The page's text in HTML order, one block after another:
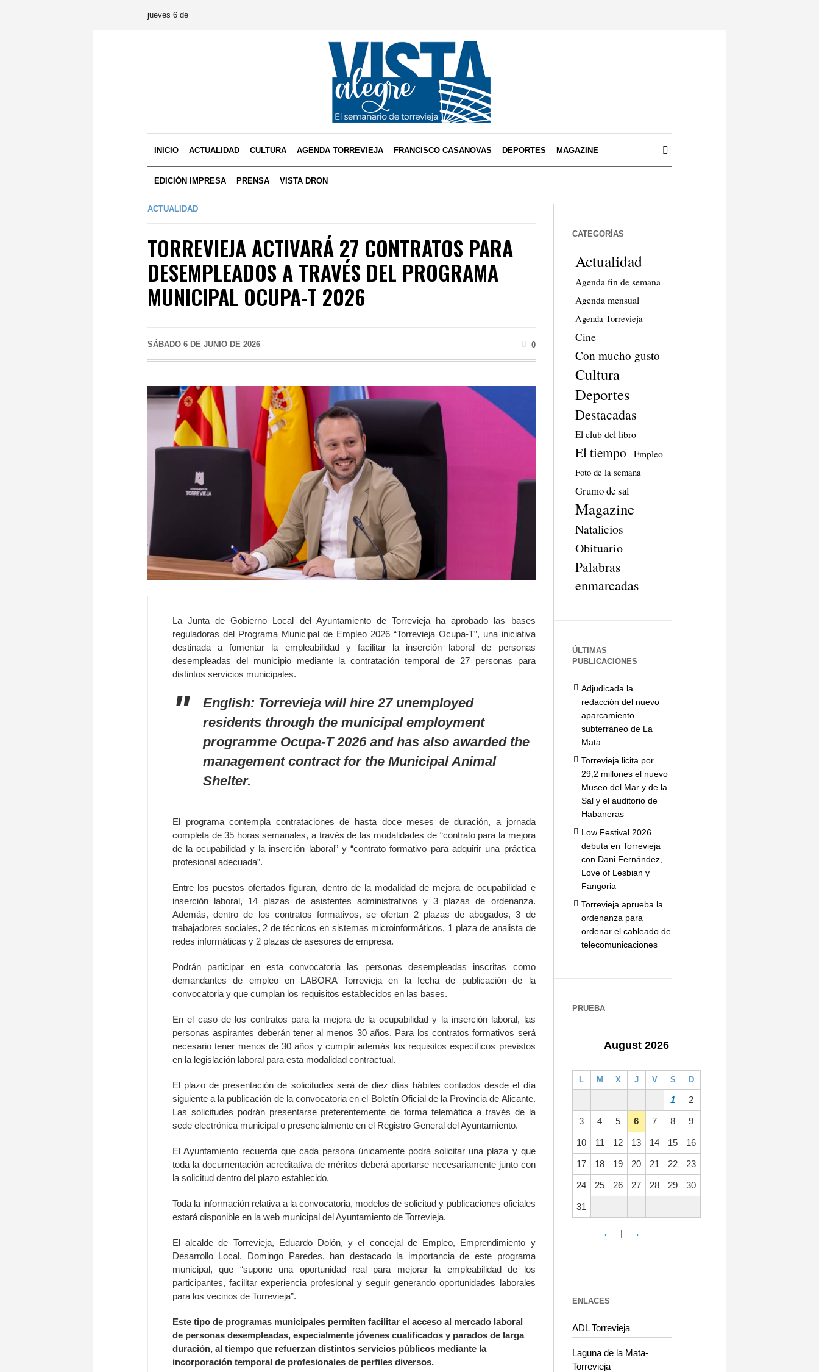
jueves 6 de
INICIO ACTUALIDAD CULTURA AGENDA TORREVIEJA FRANCISCO CASANOVAS DEPORTES MAGAZINE
EDICIÓN IMPRESA PRENSA VISTA DRON
ACTUALIDAD
TORREVIEJA ACTIVARÁ 27 CONTRATOS PARA
DESEMPLEADOS A TRAVÉS DEL PROGRAMA
MUNICIPAL OCUPA-T 2026
SÁBADO 6 DE JUNIO DE 2026 0
La Junta de Gobierno Local del Ayuntamiento de Torrevieja ha aprobado las bases
reguladoras del Programa Municipal de Empleo 2026 “Torrevieja Ocupa-T”, una iniciativa
destinada a fomentar la empleabilidad y facilitar la inserción laboral de personas
desempleadas del municipio mediante la contratación temporal de 27 personas para
distintos servicios municipales.
English: Torrevieja will hire 27 unemployed
residents through the municipal employment
programme Ocupa-T 2026 and has also awarded the
management contract for the Municipal Animal
Shelter.
El programa contempla contrataciones de hasta doce meses de duración, a jornada
completa de 35 horas semanales, a través de las modalidades de “contrato para la mejora
de la ocupabilidad y la inserción laboral” y “contrato formativo para adquirir una práctica
profesional adecuada”.
Entre los puestos ofertados figuran, dentro de la modalidad de mejora de ocupabilidad e
inserción laboral, 14 plazas de asistentes administrativos y 3 plazas de ordenanza.
Además, dentro de los contratos formativos, se ofertan 2 plazas de abogados, 3 de
trabajadores sociales, 2 de técnicos en sistemas microinformáticos, 1 plaza de analista de
redes informáticas y 2 plazas de asesores de empresa.
Podrán participar en esta convocatoria las personas desempleadas inscritas como
demandantes de empleo en LABORA Torrevieja en la fecha de publicación de la
convocatoria y que cumplan los requisitos establecidos en las bases.
En el caso de los contratos para la mejora de la ocupabilidad y la inserción laboral, las
personas aspirantes deberán tener al menos 30 años. Para los contratos formativos será
necesario tener menos de 30 años y cumplir además los requisitos específicos previstos
en la legislación laboral para esta modalidad contractual.
El plazo de presentación de solicitudes será de diez días hábiles contados desde el día
siguiente a la publicación de la convocatoria en el Boletín Oficial de la Provincia de Alicante.
Las solicitudes podrán presentarse preferentemente de forma telemática a través de la
sede electrónica municipal o presencialmente en el Registro General del Ayuntamiento.
El Ayuntamiento recuerda que cada persona únicamente podrá solicitar una plaza y que
toda la documentación acreditativa de méritos deberá aportarse necesariamente junto con
la solicitud dentro del plazo establecido.
Toda la información relativa a la convocatoria, modelos de solicitud y publicaciones oficiales
estará disponible en la web municipal del Ayuntamiento de Torrevieja.
El alcalde de Torrevieja, Eduardo Dolón, y el concejal de Empleo, Emprendimiento y
Desarrollo Local, Domingo Paredes, han destacado la importancia de este programa
municipal, que “supone una oportunidad real para mejorar la empleabilidad de los
participantes, facilitar experiencia profesional y seguir generando oportunidades laborales
para los vecinos de Torrevieja”.
Este tipo de programas municipales permiten facilitar el acceso al mercado laboral
de personas desempleadas, especialmente jóvenes cualificados y parados de larga
duración, al tiempo que refuerzan distintos servicios públicos mediante la
incorporación temporal de profesionales de perfiles diversos.
CATEGORÍAS
Actualidad
Agenda fin de semana
Agenda mensual
Agenda Torrevieja
Cine
Con mucho gusto
Cultura
Deportes
Destacadas
El club del libro
El tiempo Empleo
Foto de la semana
Grumo de sal
Magazine
Natalicios
Obituario
Palabras
enmarcadas
ÚLTIMAS
PUBLICACIONES
Adjudicada la
redacción del nuevo
aparcamiento
subterráneo de La
Mata
Torrevieja licita por
29,2 millones el nuevo
Museo del Mar y de la
Sal y el auditorio de
Habaneras
Low Festival 2026
debuta en Torrevieja
con Dani Fernández,
Love of Lesbian y
Fangoria
Torrevieja aprueba la
ordenanza para
ordenar el cableado de
telecomunicaciones
PRUEBA
August 2026
L M X J V S D
1 2
3 4 5 6 7 8 9
10 11 12 13 14 15 16
17 18 19 20 21 22 23
24 25 26 27 28 29 30
31
← | →
ENLACES
ADL Torrevieja
Laguna de la Mata-
Torrevieja